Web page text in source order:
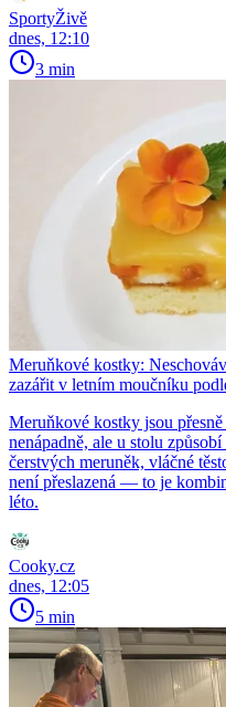
SportyŽivě
dnes, 12:10
3 min
Meruňkové kostky:
zazářit v letním moučníku
Meruňkové kostky jsou
nenápadně, ale u stolu
čerstvých meruněk, vláčné
není přeslazená — to je
léto.
Cooky.cz
dnes, 12:05
5 min